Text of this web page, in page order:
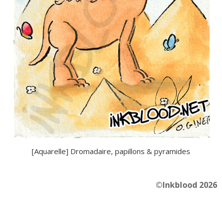
[Aquarelle] Dromadaire, papillons & pyramides
©Inkblood 2026